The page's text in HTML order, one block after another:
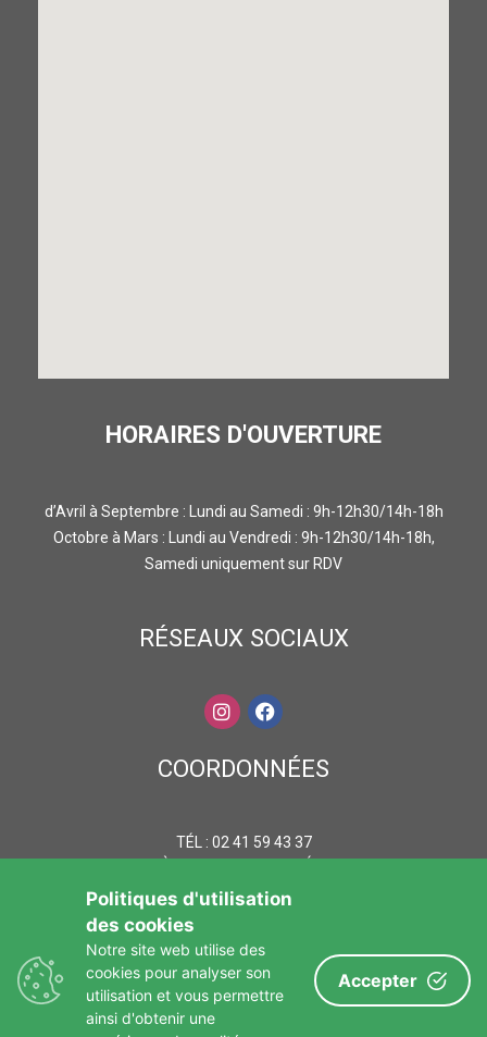
HORAIRES D'OUVERTURE
d’Avril à Septembre : Lundi au Samedi : 9h-12h30/14h-18h
Octobre à Mars : Lundi au Vendredi : 9h-12h30/14h-18h,
Samedi uniquement sur RDV
RÉSEAUX SOCIAUX
COORDONNÉES
TÉL : 02 41 59 43 37
:
CONTACT@CHATEAUDELACALONNIERE.FR
L’abus d’alcool est dangereux pour la santé, à consommer avec
modération. La consommation d’alcool est vivement
Politiques d'utilisation
des cookies
Notre site web utilise des
cookies pour analyser son
utilisation et vous permettre
ainsi d'obtenir une
Accepter